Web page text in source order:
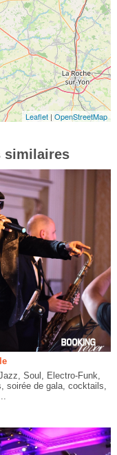
Leaflet |OpenStreetMap
similaires
Soul, Electro-Funk,
soirée de gala, cocktails,